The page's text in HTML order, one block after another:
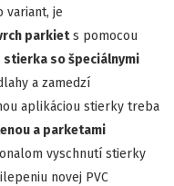
variant, je
parkiets pomocou
stierka so špeciálnymi
a zamedzí
aplikáciou stierky treba
a parketami
vyschnutí stierky
novej PVC